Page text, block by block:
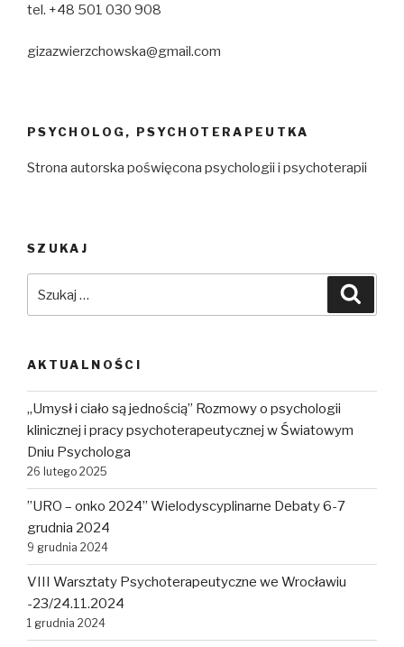
tel. +48 501 030 908
gizazwierzchowska@gmail.com
PSYCHOLOG, PSYCHOTERAPEUTKA
Strona autorska poświęcona psychologii i psychoterapii
SZUKAJ
AKTUALNOŚCI
„Umysł i ciało są jednością” Rozmowy o psychologii
klinicznej i pracy psychoterapeutycznej w Światowym
Dniu Psychologa
26 lutego 2025
”URO – onko 2024” Wielodyscyplinarne Debaty 6-7
grudnia 2024
9 grudnia 2024
VIII Warsztaty Psychoterapeutyczne we Wrocławiu
-23/24.11.2024
1 grudnia 2024